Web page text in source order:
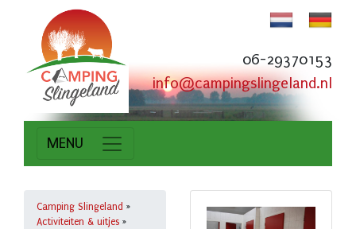
06-29370153
info@campingslingeland.nl
MENU
Camping Slingeland »
Activiteiten & uitjes »